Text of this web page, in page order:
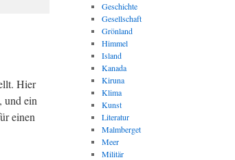
Hier
und ein
einen
Geschichte
Gesellschaft
Grönland
Himmel
Island
Kanada
Kiruna
Klima
Kunst
Literatur
Malmberget
Meer
Militär